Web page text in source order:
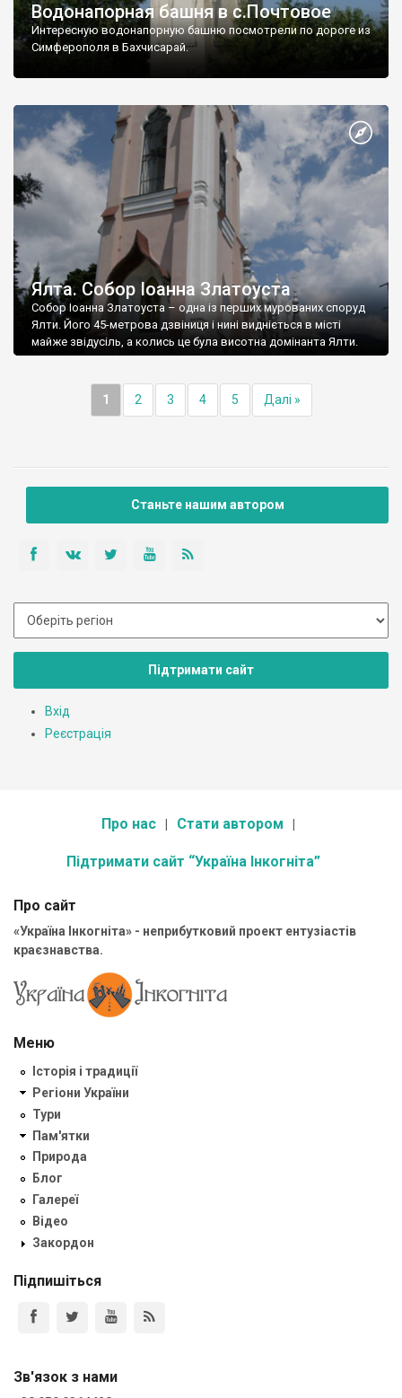
Водонапорная башня в с.Почтовое
Интересную водонапорную башню посмотрели по дороге из
Симферополя в Бахчисарай.
Ялта. Собор Іоанна Златоуста
Собор Іоанна Златоуста – одна із перших мурованих споруд
Ялти. Його 45-метрова дзвіниця і нині видніється в місті
майже звідусіль, а колись це була висотна домінанта Ялти.
1 2 3 4 5 Далі »
Станьте нашим автором
Підтримати сайт
Вхід
Реєстрація
Про нас Стати автором
Підтримати сайт “Україна Інкогніта”
Про сайт
«Україна Інкогніта» - неприбутковий проект ентузіастів
краєзнавства.
Меню
Історія і традиції
Регіони України
Тури
Пам'ятки
Природа
Блог
Галереї
Відео
Закордон
Підпишіться
Зв'язок з нами